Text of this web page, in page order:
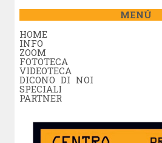
MENÚ
HOME
INFO
ZOOM
FOTOTECA
VIDEOTECA
DICONO DI NOI
SPECIALI
PARTNER